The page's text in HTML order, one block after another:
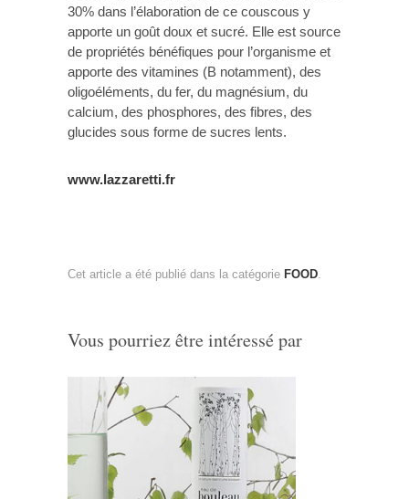
30% dans l’élaboration de ce couscous y
apporte un goût doux et sucré. Elle est source
de propriétés bénéfiques pour l’organisme et
apporte des vitamines (B notamment), des
oligoéléments, du fer, du magnésium, du
calcium, des phosphores, des fibres, des
glucides sous forme de sucres lents.
www.lazzaretti.fr
Cet article a été publié dans la catégorie FOOD
Vous pourriez être intéressé par